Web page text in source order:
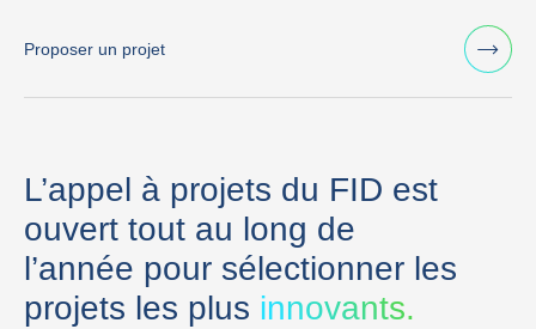
Proposer un projet
L’appel à projets du FID est
ouvert tout au long de
l’année pour sélectionner les
projets les plus innovants.